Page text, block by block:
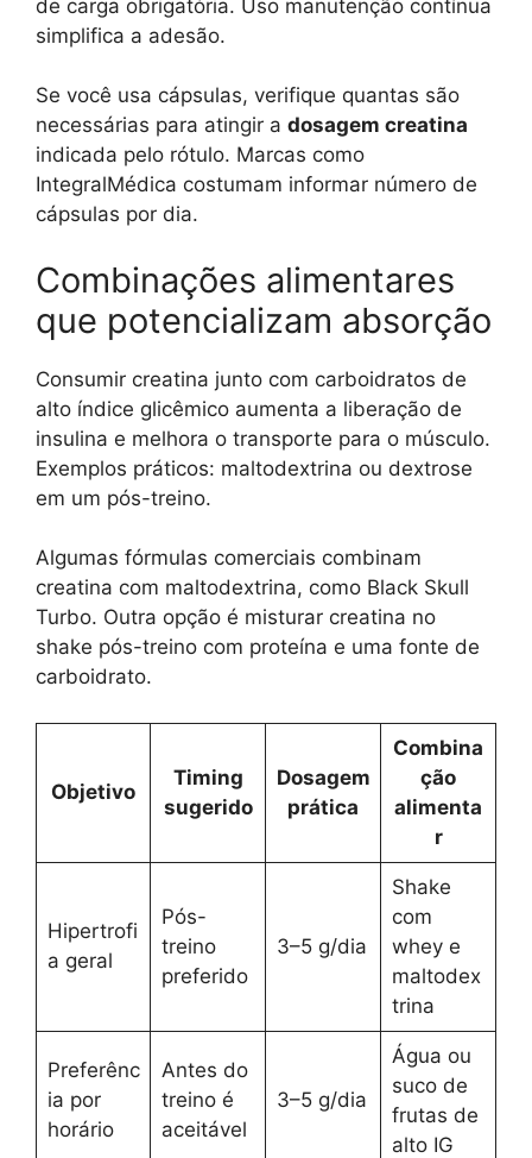
de carga obrigatória. Uso manutenção contínua
simplifica a adesão.
Se você usa cápsulas, verifique quantas são
necessárias para atingir a dosagem creatina
indicada pelo rótulo. Marcas como
IntegralMédica costumam informar número de
cápsulas por dia.
Combinações alimentares
que potencializam absorção
Consumir creatina junto com carboidratos de
alto índice glicêmico aumenta a liberação de
insulina e melhora o transporte para o músculo.
Exemplos práticos: maltodextrina ou dextrose
em um pós-treino.
Algumas fórmulas comerciais combinam
creatina com maltodextrina, como Black Skull
Turbo. Outra opção é misturar creatina no
shake pós-treino com proteína e uma fonte de
carboidrato.
Objetivo
Timing
sugerido
Dosagem
prática
Combina
ção
alimenta
r
Hipertrofi
a geral
Pós-
treino
preferido
3–5 g/dia
Shake
com
whey e
maltodex
trina
Preferênc
ia por
horário
Antes do
treino é
aceitável
3–5 g/dia
Água ou
suco de
frutas de
alto IG